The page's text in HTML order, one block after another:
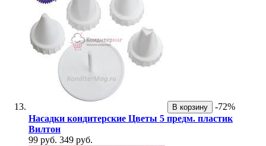
В корзину
-72%
Насадки кондитерские Цветы 5 предм. пластик
Вилтон
99 руб. 349 руб.